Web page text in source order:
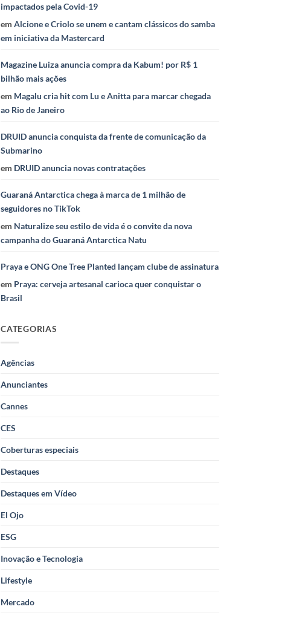
impactados pela Covid-19
emAlcione e Criolo se unem e cantam clássicos do samba
em iniciativa da Mastercard
Magazine Luiza anuncia compra da Kabum! por R$ 1
bilhão mais ações
em Magalu cria hit com Lu e Anitta para marcar chegada
ao Rio de Janeiro
DRUID anuncia conquista da frente de comunicação da
Submarino
em DRUID anuncia novas contratações
Guaraná Antarctica chega à marca de 1 milhão de
seguidores no TikTok
em Naturalize seu estilo de vida é o convite da nova
campanha do Guaraná Antarctica Natu
Praya e ONG One Tree Planted lançam clube de assinatura
em Praya: cerveja artesanal carioca quer conquistar o
Brasil
CATEGORIAS
Agências
Anunciantes
Cannes
CES
Coberturas especiais
Destaques
Destaques em Vídeo
El Ojo
ESG
Inovação e Tecnologia
Lifestyle
Mercado